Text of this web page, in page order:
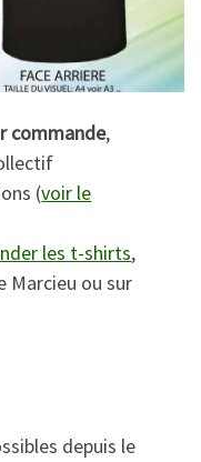
commande,
(voir le
les t-shirts,
Marcieu ou sur
depuis le